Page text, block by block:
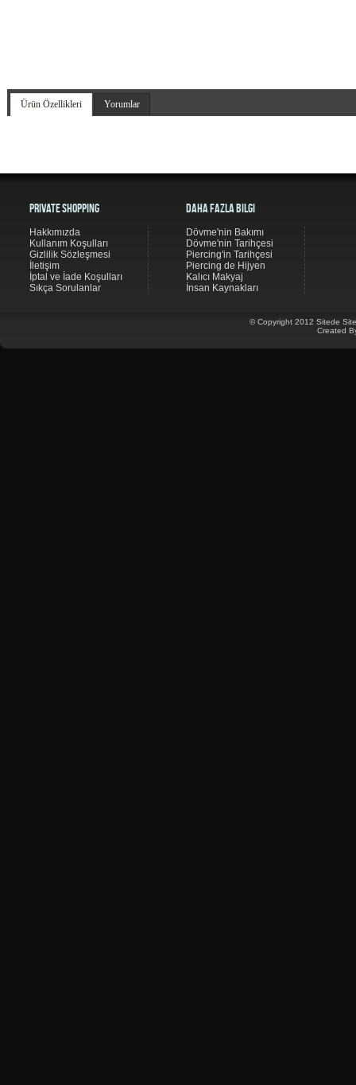
Ürün Özellikleri Yorumlar
Private Shopping
Hakkımızda
Kullanım Koşulları
Gizlilik Sözleşmesi
İletişim
İptal ve İade Koşulları
Sıkça Sorulanlar
© Copyright 2012 Sitede
Created
Daha Fazla Bilgi
Dövme'nin Bakımı
Dövme'nin Tarihçesi
Piercing'in Tarihçesi
Piercing de Hijyen
Kalıcı Makyaj
İnsan Kaynakları